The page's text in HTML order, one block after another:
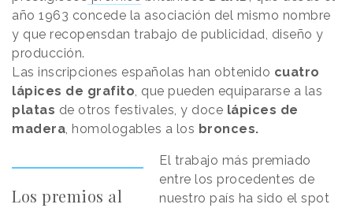
año 1963 concede la asociación del mismo nombre
y que recopensdan trabajo de publicidad, diseño y
producción.
Las inscripciones españolas han obtenido cuatro
lápices de grafito, que pueden equipararse a las
platas de otros festivales, y doce lápices de
madera, homologables a los bronces.
Los premios al
El trabajo más premiado
entre los procedentes de
nuestro país ha sido el spot